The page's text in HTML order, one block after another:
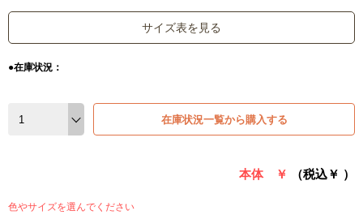
サイズ表を見る
●在庫状況：
在庫状況一覧から購入する
本体 ￥ （税込￥ ）
色やサイズを選んでください